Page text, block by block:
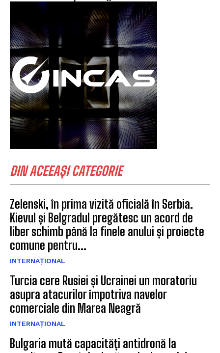
DIN ACEEAȘI CATEGORIE
Zelenski, în prima vizită oficială în Serbia.
Kievul și Belgradul pregătesc un acord de
liber schimb până la finele anului și proiecte
comune pentru...
INTERNAȚIONAL
Turcia cere Rusiei și Ucrainei un moratoriu
asupra atacurilor împotriva navelor
comerciale din Marea Neagră
INTERNAȚIONAL
Bulgaria mută capacități antidronă la